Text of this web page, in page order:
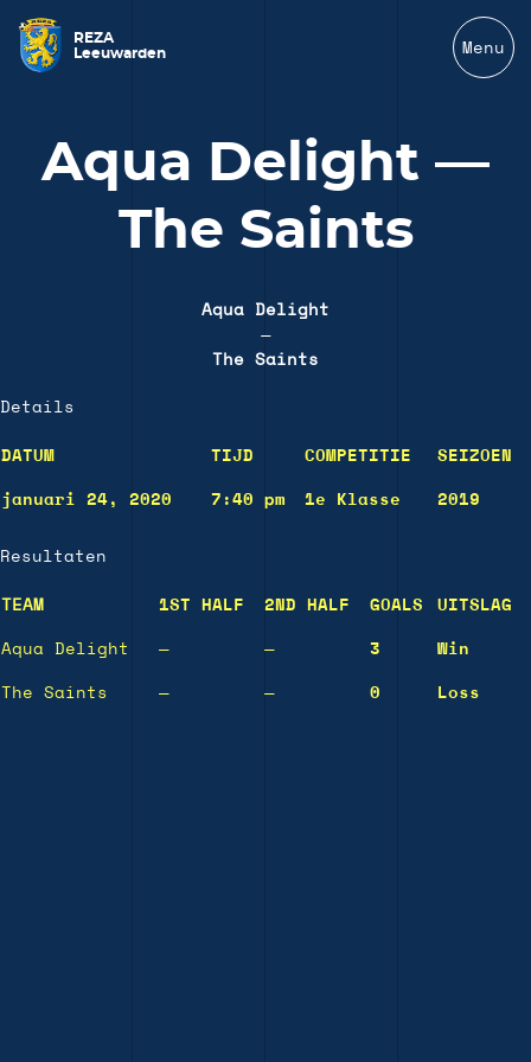
REZA
Leeuwarden
Menu
Aqua Delight —
The Saints
Aqua Delight
—
The Saints
Details
DATUM TIJD COMPETITIE SEIZOEN
januari 24, 2020 7:40 pm 1e Klasse 2019
Resultaten
TEAM 1ST HALF 2ND HALF GOALS UITSLAG
Aqua Delight — — 3 Win
The Saints — — 0 Loss